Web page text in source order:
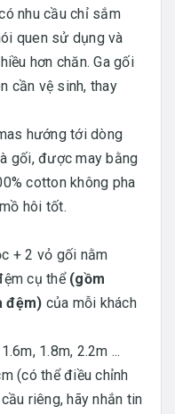
nhu cầu chỉ sắm
quen sử dụng và
hơn chăn. Ga gối
cần vệ sinh, thay
hướng tới dòng
gối, được may bằng
cotton không pha
hôi tốt.
+ 2 vỏ gối nằm
cụ thể (gồm
đệm) của mỗi khách
1.8m, 2.2m ...
(có thể điều chỉnh
riêng, hãy nhắn tin